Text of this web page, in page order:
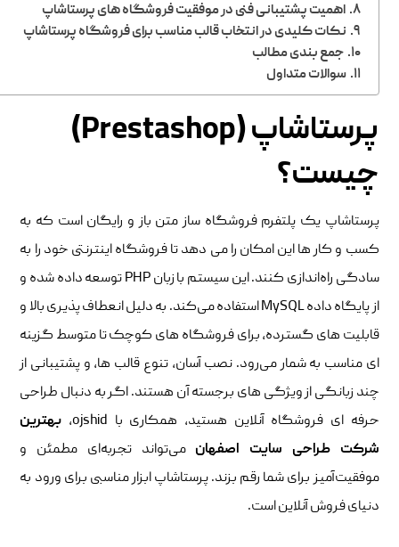
اهمیت پشتیبانی فنی در موفقیت فروشگاه‌ های پرستاشاپ
نکات کلیدی در انتخاب قالب مناسب برای فروشگاه پرستاشاپ
جمع بندی مطالب
سوالات متداول
پرستاشاپ (Prestashop)
چیست؟
پرستاشاپ یک پلتفرم فروشگاه‌ ساز متن‌ باز و رایگان است که به
کسب‌ و کار ها این امکان را می‌ دهد تا فروشگاه اینترنتی خود را به‌
سادگی راه‌اندازی کنند. این سیستم با زبان PHP توسعه داده شده و
از پایگاه‌ داده MySQL استفاده می‌کند. به دلیل انعطاف ‌پذیری بالا و
قابلیت ‌های گسترده، برای فروشگاه‌ های کوچک تا متوسط گزینه
‌ای مناسب به شمار می‌رود. نصب آسان، تنوع قالب ‌ها، و پشتیبانی از
چند زبانگی از ویژگی‌ های برجسته آن هستند. اگر به ‌دنبال طراحی
حرفه ‌ای فروشگاه آنلاین هستید، همکاری با ojshid،
بهترین
شرکت طراحی سایت اصفهان می‌تواند تجربه‌ای مطمئن و
موفقیت‌آمیز برای شما رقم بزند. پرستاشاپ ابزار مناسبی برای ورود به
دنیای فروش آنلاین است.